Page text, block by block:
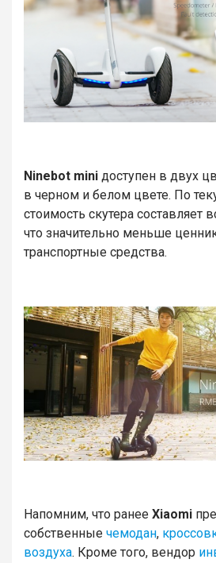
Ninebot mini доступен в двух
в черном и белом цвете. По
стоимость скутера составляет
что значительно меньше
транспортные средства.
Напомним, что ранее Xiaomi
собственные чемодан,
воздуха. Кроме того, вендор